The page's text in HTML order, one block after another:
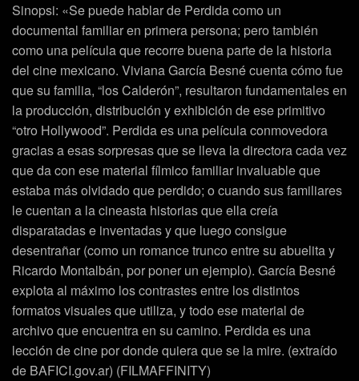
Sinopsi: «Se puede hablar de Perdida como un
documental familiar en primera persona; pero también
como una película que recorre buena parte de la historia
del cine mexicano. Viviana García Besné cuenta cómo fue
que su familia, “los Calderón”, resultaron fundamentales en
la producción, distribución y exhibición de ese primitivo
“otro Hollywood”. Perdida es una película conmovedora
gracias a esas sorpresas que se lleva la directora cada vez
que da con ese material fílmico familiar invaluable que
estaba más olvidado que perdido; o cuando sus familiares
le cuentan a la cineasta historias que ella creía
disparatadas e inventadas y que luego consigue
desentrañar (como un romance trunco entre su abuelita y
Ricardo Montalbán, por poner un ejemplo). García Besné
explota al máximo los contrastes entre los distintos
formatos visuales que utiliza, y todo ese material de
archivo que encuentra en su camino. Perdida es una
lección de cine por donde quiera que se la mire. (extraído
de BAFICI.gov.ar) (FILMAFFINITY)